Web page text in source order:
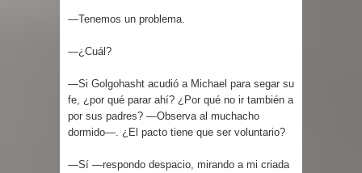
—Tenemos un problema.
—¿Cuál?
—Si Golgohasht acudió a Michael para segar su
fe, ¿por qué parar ahí? ¿Por qué no ir también a
por sus padres? —Observa al muchacho
dormido—. ¿El pacto tiene que ser voluntario?
—Sí —respondo despacio, mirando a mi criada